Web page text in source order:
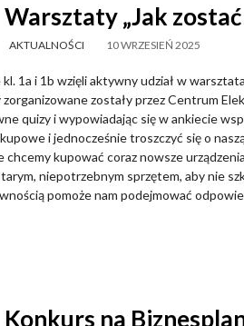
Warsztaty „Jak
AKTUALNOŚCI 10 WRZESIEŃ 2025
1a i 1b wzięli aktywny udział w
zostały przez Centrum
quizy i wypowiadając się w ankiecie
i jednocześnie troszczyć się o
chcemy kupować coraz nowsze
niepotrzebnym sprzętem, aby nie
pomoże nam podejmować
Konkurs na